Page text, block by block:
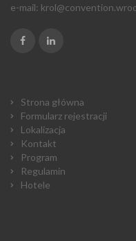
e-mail:
Strona główna
Formularz rejestracji
Lokalizacja
Kontakt
Program
Regulamin
Hotele